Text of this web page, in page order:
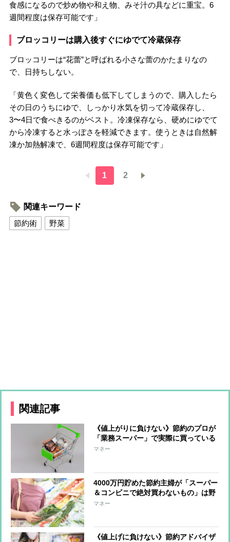
食感になるので炒め物や和え物、みそ汁の具などに重宝。6
週間程度は保存可能です」
ブロッコリーは購入後すぐにゆでて冷蔵保存
ブロッコリーは“花蕾”と呼ばれる小さな蕾のかたまりなの
で、日持ちしない。
「黄色く変色して栄養価も低下してしまうので、購入したら
その日のうちにゆで、しっかり水気を切って冷蔵保存し、
3〜4日で食べきるのがベスト。冷凍保存なら、硬めにゆでて
から冷凍すると水っぽさを軽減できます。使うときは自然解
凍か加熱解凍で、6週間程度は保存可能です」
1 2
関連キーワード
節約術
野菜
関連記事
《値上がりに負けない》節約のプロが
「業務スーパー」で実際に買っている
コスパ商品
マネー
4000万円貯めた節約主婦が「スーパー
＆コンビニで絶対買わないもの」は野
菜、その理由
マネー
《値上げに負けない》節約アドバイザ